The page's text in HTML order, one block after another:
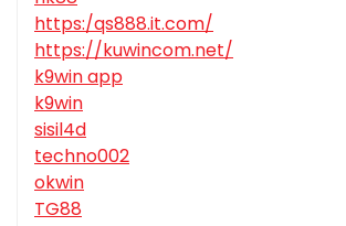
https:/qs888.it.com/
https://kuwincom.net/
k9win app
k9win
sisil4d
techno002
okwin
TG88